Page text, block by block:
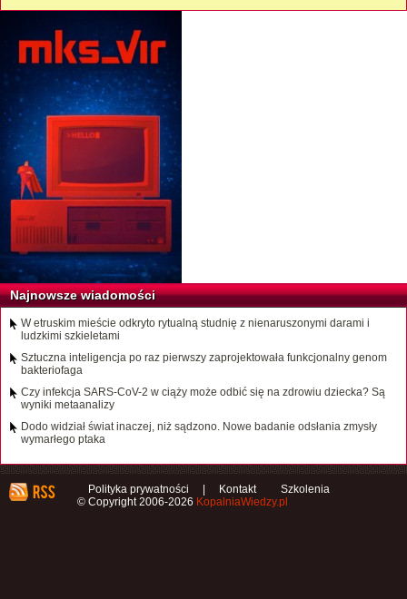
Najnowsze wiadomości
W etruskim mieście odkryto rytualną studnię z nienaruszonymi darami i
ludzkimi szkieletami
Sztuczna inteligencja po raz pierwszy zaprojektowała funkcjonalny genom
bakteriofaga
Czy infekcja SARS-CoV-2 w ciąży może odbić się na zdrowiu dziecka? Są
wyniki metaanalizy
Dodo widział świat inaczej, niż sądzono. Nowe badanie odsłania zmysły
wymarłego ptaka
Polityka prywatności Kontakt
Szkolenia
© Copyright 2006-2026 KopalniaWiedzy.pl